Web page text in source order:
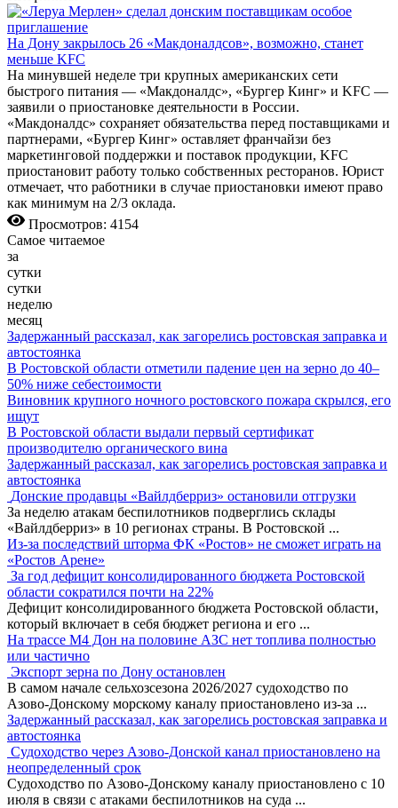
На Дону закрылось 26 «Макдоналдсов», возможно, станет
меньше KFC
На минувшей неделе три крупных американских сети
быстрого питания — «Макдоналдс», «Бургер Кинг» и KFC —
заявили о приостановке деятельности в России.
«Макдоналдс» сохраняет обязательства перед поставщиками и
партнерами, «Бургер Кинг» оставляет франчайзи без
маркетинговой поддержки и поставок продукции, KFC
приостановит работу только собственных ресторанов. Юрист
отмечает, что работники в случае приостановки имеют право
как минимум на 2/3 оклада.
Просмотров: 4154
Самое читаемое
за
сутки
сутки
неделю
месяц
Задержанный рассказал, как загорелись ростовская заправка и
автостоянка
В Ростовской области отметили падение цен на зерно до 40–
50% ниже себестоимости
Виновник крупного ночного ростовского пожара скрылся, его
ищут
В Ростовской области выдали первый сертификат
производителю органического вина
Задержанный рассказал, как загорелись ростовская заправка и
автостоянка
Донские продавцы «Вайлдберриз» остановили отгрузки
За неделю атакам беспилотников подверглись склады
«Вайлдберриз» в 10 регионах страны. В Ростовской ...
Из-за последствий шторма ФК «Ростов» не сможет играть на
«Ростов Арене»
За год дефицит консолидированного бюджета Ростовской
области сократился почти на 22%
Дефицит консолидированного бюджета Ростовской области,
который включает в себя бюджет региона и его ...
На трассе М4 Дон на половине АЗС нет топлива полностью
или частично
Экспорт зерна по Дону остановлен
В самом начале сельхозсезона 2026/2027 судоходство по
Азово-Донскому морскому каналу приостановлено из-за ...
Задержанный рассказал, как загорелись ростовская заправка и
автостоянка
Судоходство через Азово-Донской канал приостановлено на
неопределенный срок
Судоходство по Азово-Донскому каналу приостановлено с 10
июля в связи с атаками беспилотников на суда ...